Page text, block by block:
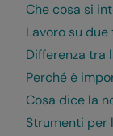
Che cosa si
Lavoro su
Differenza tra
Perché è
Cosa dice la
Strumenti per